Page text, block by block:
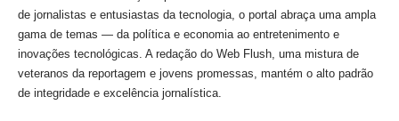
de jornalistas e entusiastas da tecnologia, o portal abraça uma ampla
gama de temas — da política e economia ao entretenimento e
inovações tecnológicas. A redação do Web Flush, uma mistura de
veteranos da reportagem e jovens promessas, mantém o alto padrão
de integridade e excelência jornalística.